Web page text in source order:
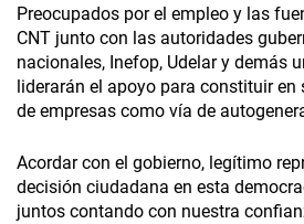
Preocupados por el empleo y las
CNT junto con las autoridades
nacionales, Inefop, Udelar y demás
liderarán el apoyo para constituir en
de empresas como vía de
Acordar con el gobierno, legítimo
decisión ciudadana en esta
juntos contando con nuestra